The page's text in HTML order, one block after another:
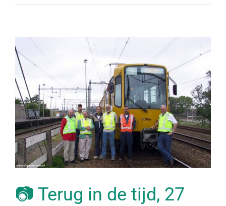
📷 Terug in de tijd, 27